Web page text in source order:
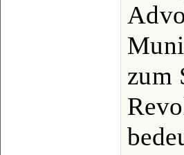
zum